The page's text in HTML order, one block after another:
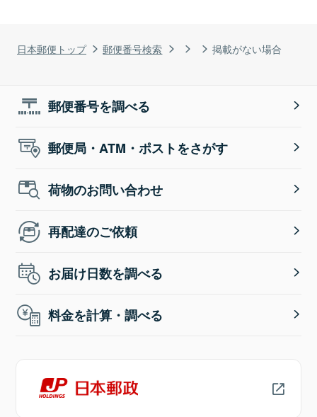
日本郵便トップ 郵便番号検索 掲載がない場合
郵便番号を調べる
郵便局・ATM・ポストをさがす
荷物のお問い合わせ
再配達のご依頼
お届け日数を調べる
料金を計算・調べる